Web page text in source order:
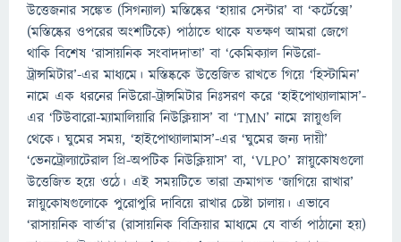
উত্তেজনার সঙ্কেত (সিগন্যাল) মস্তিষ্কের ‘হায়ার সেন্টার’ বা ‘কর্টেক্সে’
(মস্তিষ্কের ওপরের অংশটিকে) পাঠাতে থাকে যতক্ষণ আমরা জেগে
থাকি বিশেষ ‘রাসায়নিক সংবাদদাতা’ বা ‘কেমিক্যাল নিউরো-
ট্রান্সমিটার’-এর মাধ্যমে। মস্তিষ্ককে উত্তেজিত রাখতে গিয়ে ‘হিস্টামিন’
নামে এক ধরনের নিউরো-ট্রান্সমিটার নিঃসরণ করে ‘হাইপোথ্যালামাস’-
এর ‘টিউবারো-ম্যামালিয়ারি নিউক্লিয়াস’ বা ‘TMN’ নামে স্নায়ুগুলি
থেকে। ঘুমের সময়, ‘হাইপোথ্যালামাস’-এর ‘ঘুমের জন্য দায়ী’
‘ভেনট্রোল্যাটেরাল প্রি-অপটিক নি‌উক্লিয়াস’ বা, ‘VLPO’ স্নায়ুকোষগুলো
উত্তেজিত হয়ে ওঠে। এই সময়টিতে তারা ক্রমাগত ‘জাগিয়ে রাখার’
স্নায়ুকোষগুলোকে পুরোপুরি দাবিয়ে রাখার চেষ্টা চালায়। এভাবে
‘রাসায়নিক বার্তা’র (রাসায়নিক বিক্রিয়ার মাধ্যমে যে বার্তা পাঠানো হয়)